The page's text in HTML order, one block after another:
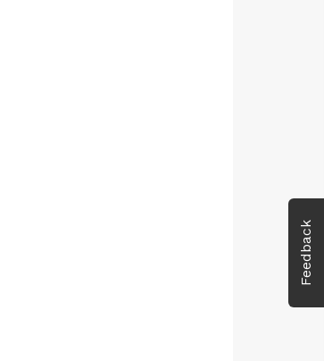
Feedback